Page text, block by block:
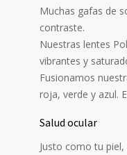
Muchas gafas de
contraste.
Nuestras lentes
vibrantes y
Fusionamos
roja, verde y azul.
Salud ocular
Justo como tu